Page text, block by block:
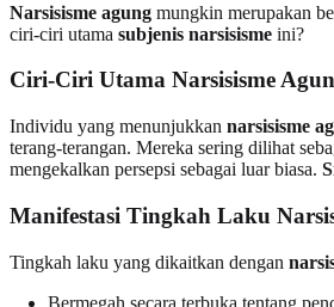
Narsisisme agung mungkin merupakan
ciri-ciri utama subjenis narsisisme ini?
Ciri-Ciri Utama Narsisisme
Individu yang menunjukkan narsisisme
terang-terangan. Mereka sering dilihat
mengekalkan persepsi sebagai luar biasa.
Manifestasi Tingkah Laku
Tingkah laku yang dikaitkan dengan
Bermegah secara terbuka tentang